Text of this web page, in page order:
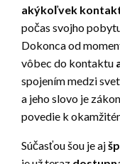
akýkoľvek
počas svojho
Dokonca od
vôbec do kontaktu
spojením medzi
a jeho slovo je
povedie k
Súčasťou šou je aj